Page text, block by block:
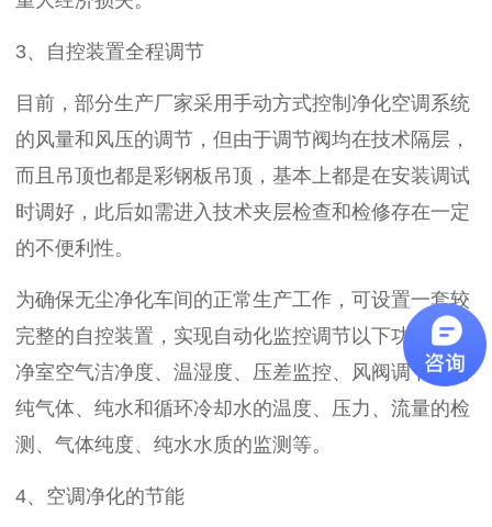
3、自控装置全程调节
目前，部分生产厂家采用手动方式控制净化空调系统
的风量和风压的调节，但由于调节阀均在技术隔层，
而且吊顶也都是彩钢板吊顶，基本上都是在安装调试
时调好，此后如需进入技术夹层检查和检修存在一定
的不便利性。
为确保无尘净化车间的正常生产工作，可设置一套较
完整的自控装置，实现自动化监控调节以下功能：洁
净室空气洁净度、温湿度、压差监控、风阀调节、高
纯气体、纯水和循环冷却水的温度、压力、流量的检
测、气体纯度、纯水水质的监测等。
4、空调净化的节能